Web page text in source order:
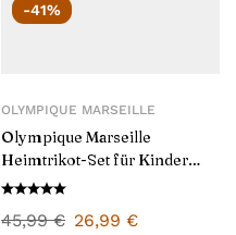
-41%
OLYMPIQUE MARSEILLE
Olympique Marseille
Heimtrikot-Set für Kinder
2025/26
45,99€ 26,99 €